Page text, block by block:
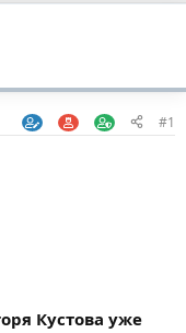
#1
Кустова уже